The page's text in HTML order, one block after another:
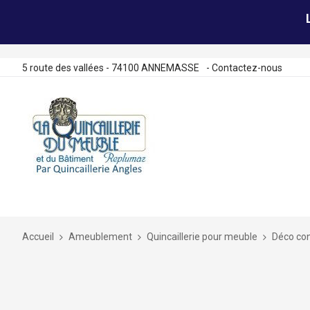
5 route des vallées - 74100 ANNEMASSE - Contactez-nous
Accueil Ameublement Quincaillerie pour meuble Déco